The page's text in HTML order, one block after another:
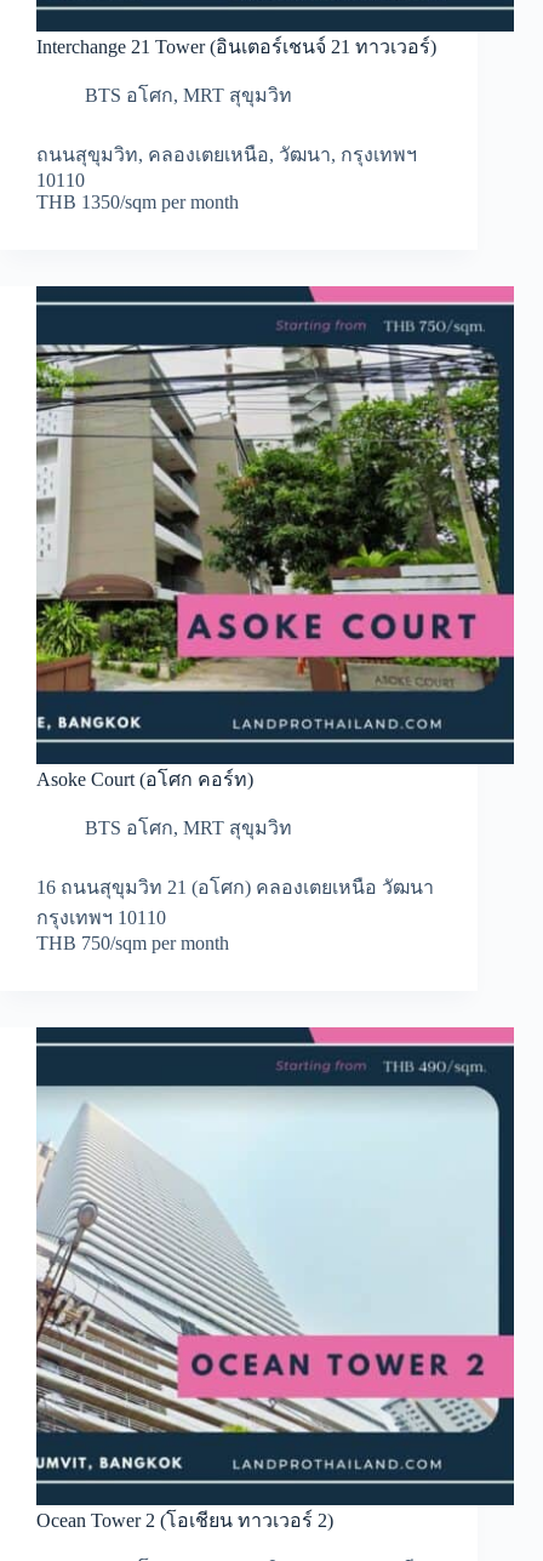
Interchange 21 Tower (อินเตอร์เชนจ์ 21 ทาวเวอร์)
BTS อโศก, MRT สุขุมวิท
ถนนสุขุมวิท, คลองเตยเหนือ, วัฒนา, กรุงเทพฯ
10110
THB 1350/sqm per month
Asoke Court (อโศก คอร์ท)
BTS อโศก, MRT สุขุมวิท
16 ถนนสุขุมวิท 21 (อโศก) คลองเตยเหนือ วัฒนา
กรุงเทพฯ 10110
THB 750/sqm per month
Ocean Tower 2 (โอเชียน ทาวเวอร์ 2)